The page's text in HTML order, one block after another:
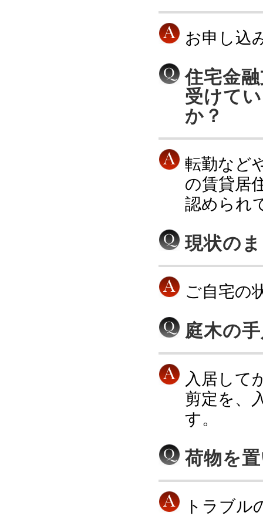
お申し込
住宅金
受けて
か？
転勤など
の賃貸居
認められ
現状の
ご自宅の
庭木の
入居して
剪定を、
す。
荷物を
トラブル